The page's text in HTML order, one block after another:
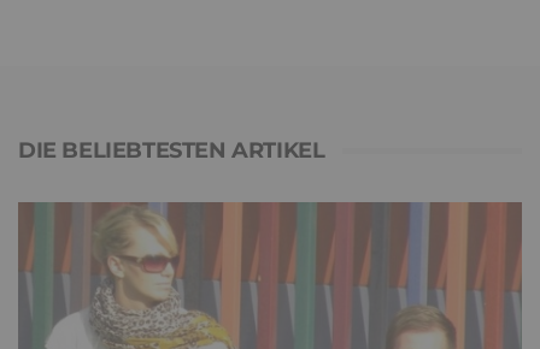
DIE BELIEBTESTEN ARTIKEL